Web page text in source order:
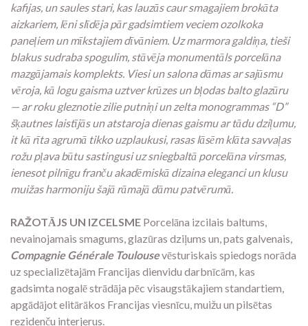
kafijas, un saules stari, kas lauzās caur smagajiem brokāta
aizkariem, lēni slīdēja pār gadsimtiem veciem ozolkoka
paneļiem un mīkstajiem dīvāniem. Uz marmora galdiņa, tieši
blakus sudraba spogulim, stāvēja monumentāls porcelāna
mazgājamais komplekts. Viesi un salona dāmas ar sajūsmu
vēroja, kā logu gaisma uztver krūzes un bļodas balto glazūru
— ar roku gleznotie zilie putniņi un zelta monogrammas “D”
šķautnes laistījās un atstaroja dienas gaismu ar tādu dziļumu,
it kā rīta agrumā tikko uzplaukusi, rasas lāsēm klāta savvaļas
rožu pļava būtu sastingusi uz sniegbaltā porcelāna virsmas,
ienesot pilnīgu franču akadēmiskā dizaina eleganci un klusu
muižas harmoniju šajā rāmajā dāmu patvērumā.
RAŽOTĀJS UN IZCELSME Porcelāna izcilais baltums,
nevainojamais smagums,glazūras dziļums un,pats galvenais,
Compagnie Générale Toulousevēsturiskais spiedogs norāda
uz specializētajām Francijas dienvidu darbnīcām, kas
gadsimta nogalē strādāja pēc visaugstākajiem standartiem,
apgādājot elitārākos Francijas viesnīcu,muižu un pilsētas
rezidenču interjerus.